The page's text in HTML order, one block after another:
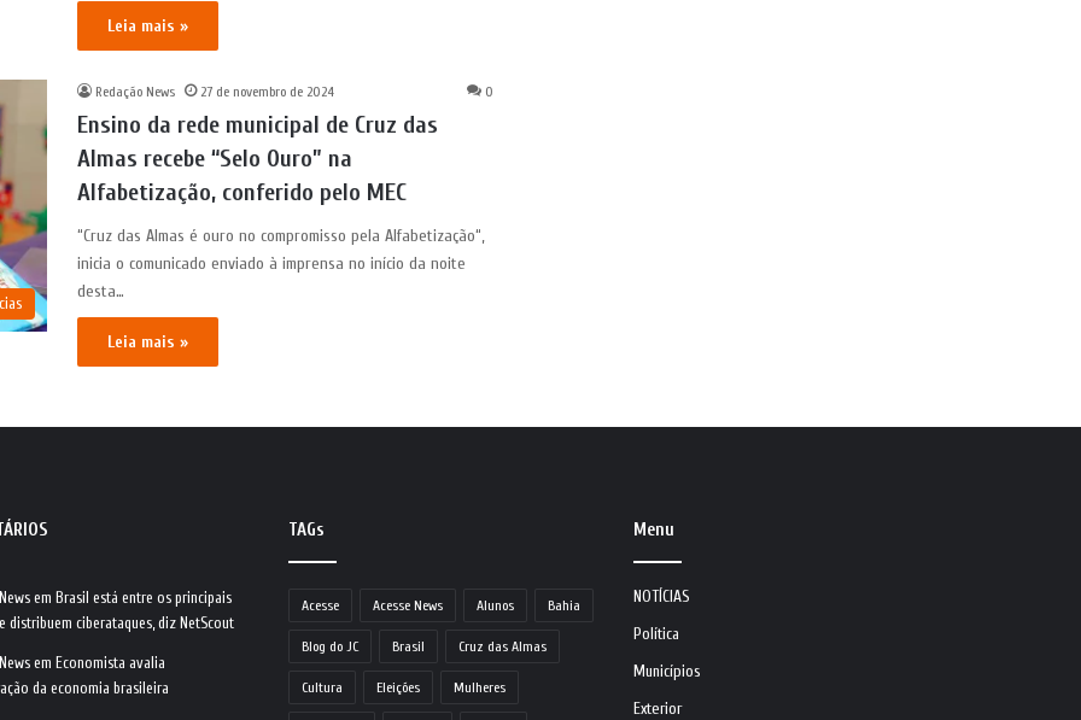
Leia mais »
Redação News 27 de novembro de 2024 0
Ensino da rede municipal de Cruz das
Almas recebe “Selo Ouro” na
Alfabetização, conferido pelo MEC
“Cruz das Almas é ouro no compromisso pela Alfabetização“,
inicia o comunicado enviado à imprensa no início da noite
desta…
Leia mais »
em Brasil está entre os principais
distribuem ciberataques, diz NetScout
em Economista avalia
da economia brasileira
TAGs
Acesse Acesse News Alunos Bahia
Blog do JC Brasil Cruz das Almas
Cultura Eleições Mulheres
Menu
NOTÍCIAS
Política
Municípios
Exterior